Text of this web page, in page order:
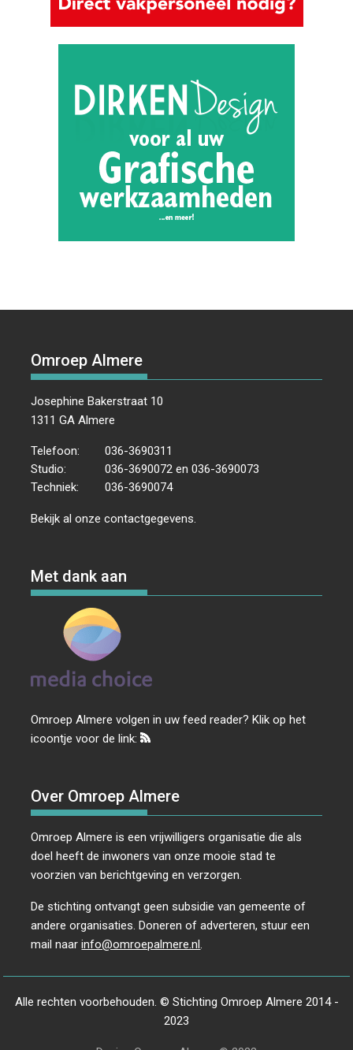
Omroep Almere
Josephine Bakerstraat 10
1311 GA Almere
Telefoon:
036-3690311
Studio:
036-3690072 en 036-3690073
Techniek:
036-3690074
Bekijk al onzecontactgegevens
Met dank aan
Omroep Almere volgen in uw feed reader? Klik op het
icoontje voor de link:
Over Omroep Almere
Omroep Almere is een vrijwilligers organisatie die als
doel heeft de inwoners van onze mooie stad te
voorzien van berichtgeving en verzorgen.
De stichting ontvangt geen subsidie van gemeente of
andere organisaties. Doneren of adverteren, stuur een
mail naarinfo@omroepalmere.nl.
Alle rechten voorbehouden. © Stichting Omroep Almere 2014 -
2023